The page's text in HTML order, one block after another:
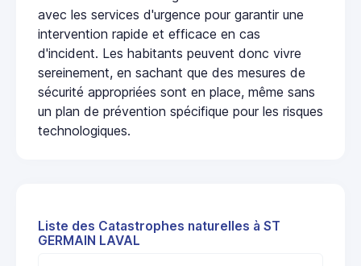
avec les services d'urgence pour garantir une
intervention rapide et efficace en cas
d'incident. Les habitants peuvent donc vivre
sereinement, en sachant que des mesures de
sécurité appropriées sont en place, même sans
un plan de prévention spécifique pour les risques
technologiques.
Liste des Catastrophes naturelles à ST
GERMAIN LAVAL